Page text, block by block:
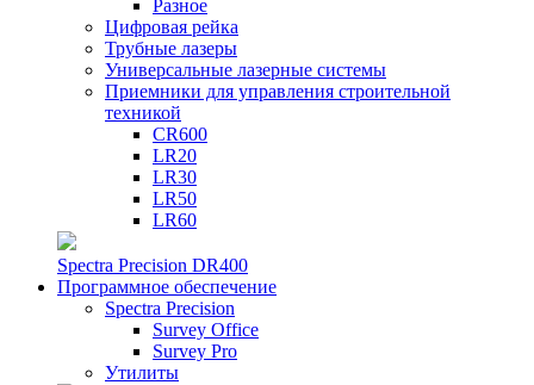
Разное
Цифровая рейка
Трубные лазеры
Универсальные лазерные системы
Приемники для управления строительной
техникой
CR600
LR20
LR30
LR50
LR60
Spectra Precision DR400
Программное обеспечение
Spectra Precision
Survey Office
Survey Pro
Утилиты